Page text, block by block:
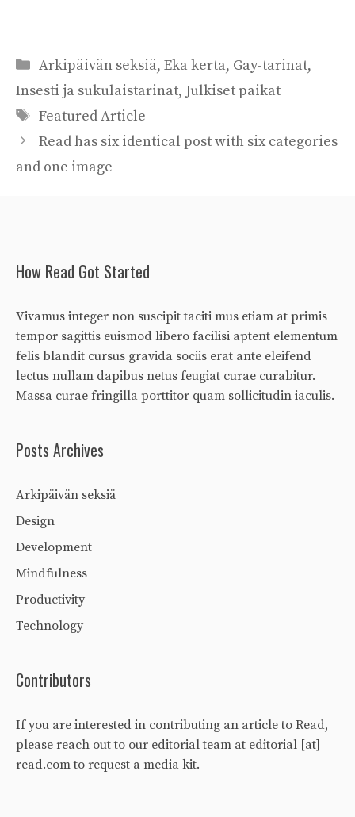
Categories
Arkipäivän seksiä, Eka kerta, Gay-tarinat,
Insesti ja sukulaistarinat, Julkiset paikat
Tags
Featured Article
Read has six identical post with six categories
and one image
How Read Got Started
Vivamus integer non suscipit taciti mus etiam at primis
tempor sagittis euismod libero facilisi aptent elementum
felis blandit cursus gravida sociis erat ante eleifend
lectus nullam dapibus netus feugiat curae curabitur.
Massa curae fringilla porttitor quam sollicitudin iaculis.
Posts Archives
Arkipäivän seksiä
Design
Development
Mindfulness
Productivity
Technology
Contributors
If you are interested in contributing an article to Read,
please reach out to our editorial team at editorial [at]
read.com to request a media kit.